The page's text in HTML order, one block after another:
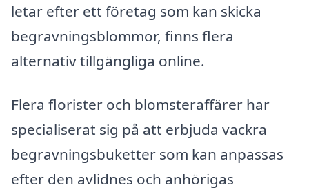
letar efter ett företag som kan skicka
begravningsblommor, finns flera
alternativ tillgängliga online.
Flera florister och blomsteraffärer har
specialiserat sig på att erbjuda vackra
begravningsbuketter som kan anpassas
efter den avlidnes och anhörigas